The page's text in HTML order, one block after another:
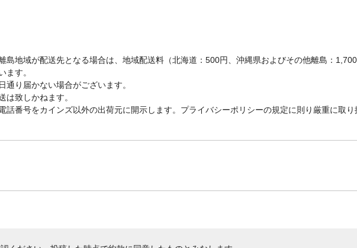
島地域が配送先となる場合は、地域配送料（北海道：500円、沖縄県およびその他離島：
ます。
り届かない場合がございます。
は致しかねます。
話番号をカインズ以外の出荷元に開示します。プライバシーポリシーの規定に則り厳重に取り